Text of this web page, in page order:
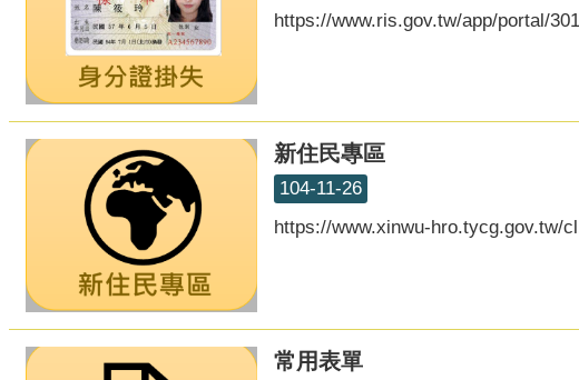
https://www.ris.gov.tw/app/portal/
新住民專區
104-11-26
https://www.xinwu-hro.tycg.gov.tw/
常用表單